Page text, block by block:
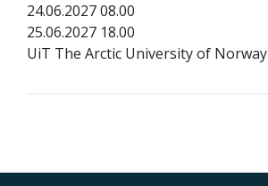
24.06.2027 08.00
25.06.2027 18.00
UiT The Arctic University of Norway